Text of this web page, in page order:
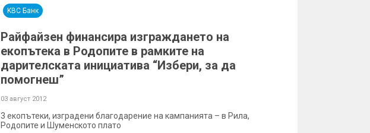
KBC Банк
Райфайзен финансира изграждането на
екопътека в Родопите в рамките на
дарителската инициатива “Избери, за да
помогнеш”
03 август 2012
3 екопътеки, изградени благодарение на кампанията – в Рила,
Родопите и Шуменското плато